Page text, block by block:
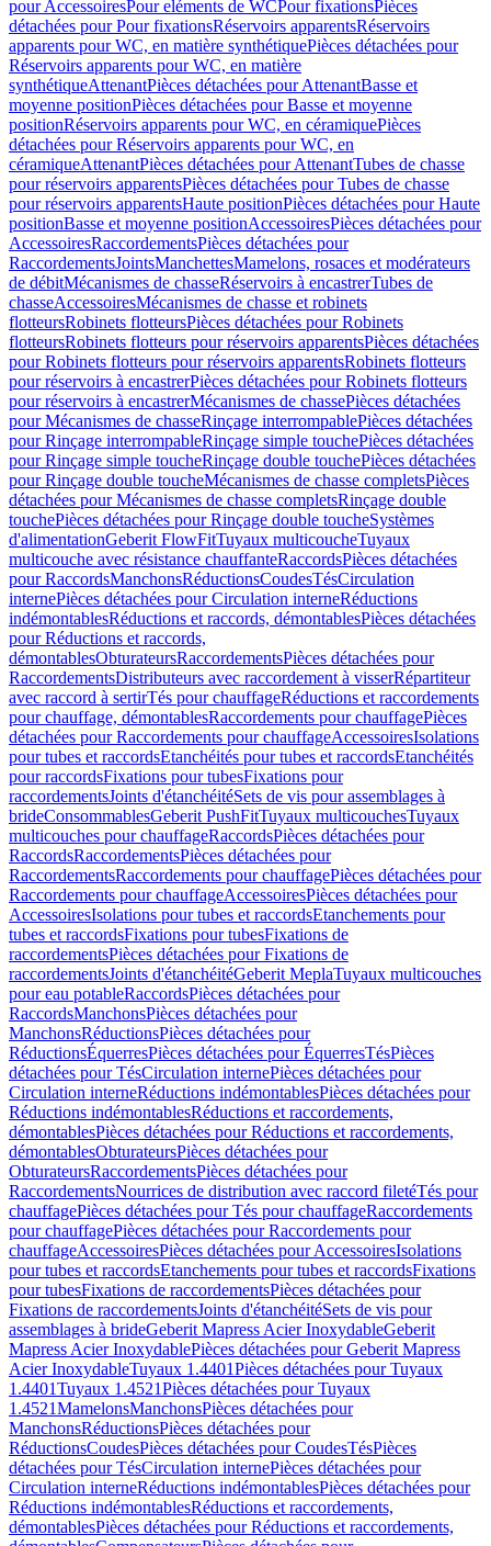
pour AccessoiresPour eléments de WCPour fixationsPièces
détachées pour Pour fixationsRéservoirs apparentsRéservoirs
apparents pour WC, en matière synthétiquePièces détachées pour
Réservoirs apparents pour WC, en matière
synthétiqueAttenantPièces détachées pour AttenantBasse et
moyenne positionPièces détachées pour Basse et moyenne
positionRéservoirs apparents pour WC, en céramiquePièces
détachées pour Réservoirs apparents pour WC, en
céramiqueAttenantPièces détachées pour AttenantTubes de chasse
pour réservoirs apparentsPièces détachées pour Tubes de chasse
pour réservoirs apparentsHaute positionPièces détachées pour Haute
positionBasse et moyenne positionAccessoiresPièces détachées pour
AccessoiresRaccordementsPièces détachées pour
RaccordementsJointsManchettesMamelons, rosaces et modérateurs
de débitMécanismes de chasseRéservoirs à encastrerTubes de
chasseAccessoiresMécanismes de chasse et robinets
flotteursRobinets flotteursPièces détachées pour Robinets
flotteursRobinets flotteurs pour réservoirs apparentsPièces détachées
pour Robinets flotteurs pour réservoirs apparentsRobinets flotteurs
pour réservoirs à encastrerPièces détachées pour Robinets flotteurs
pour réservoirs à encastrerMécanismes de chassePièces détachées
pour Mécanismes de chasseRinçage interrompablePièces détachées
pour Rinçage interrompableRinçage simple touchePièces détachées
pour Rinçage simple toucheRinçage double touchePièces détachées
pour Rinçage double toucheMécanismes de chasse completsPièces
détachées pour Mécanismes de chasse completsRinçage double
touchePièces détachées pour Rinçage double toucheSystèmes
d'alimentationGeberit FlowFitTuyaux multicoucheTuyaux
multicouche avec résistance chauffanteRaccordsPièces détachées
pour RaccordsManchonsRéductionsCoudesTésCirculation
internePièces détachées pour Circulation interneRéductions
indémontablesRéductions et raccords, démontablesPièces détachées
pour Réductions et raccords,
démontablesObturateursRaccordementsPièces détachées pour
RaccordementsDistributeurs avec raccordement à visserRépartiteur
avec raccord à sertirTés pour chauffageRéductions et raccordements
pour chauffage, démontablesRaccordements pour chauffagePièces
détachées pour Raccordements pour chauffageAccessoiresIsolations
pour tubes et raccordsEtanchéités pour tubes et raccordsEtanchéités
pour raccordsFixations pour tubesFixations pour
raccordementsJoints d'étanchéitéSets de vis pour assemblages à
brideConsommablesGeberit PushFitTuyaux multicouchesTuyaux
multicouches pour chauffageRaccordsPièces détachées pour
RaccordsRaccordementsPièces détachées pour
RaccordementsRaccordements pour chauffagePièces détachées pour
Raccordements pour chauffageAccessoiresPièces détachées pour
AccessoiresIsolations pour tubes et raccordsEtanchements pour
tubes et raccordsFixations pour tubesFixations de
raccordementsPièces détachées pour Fixations de
raccordementsJoints d'étanchéitéGeberit MeplaTuyaux multicouches
pour eau potableRaccordsPièces détachées pour
RaccordsManchonsPièces détachées pour
ManchonsRéductionsPièces détachées pour
RéductionsÉquerresPièces détachées pour ÉquerresTésPièces
détachées pour TésCirculation internePièces détachées pour
Circulation interneRéductions indémontablesPièces détachées pour
Réductions indémontablesRéductions et raccordements,
démontablesPièces détachées pour Réductions et raccordements,
démontablesObturateursPièces détachées pour
ObturateursRaccordementsPièces détachées pour
RaccordementsNourrices de distribution avec raccord filetéTés pour
chauffagePièces détachées pour Tés pour chauffageRaccordements
pour chauffagePièces détachées pour Raccordements pour
chauffageAccessoiresPièces détachées pour AccessoiresIsolations
pour tubes et raccordsEtanchements pour tubes et raccordsFixations
pour tubesFixations de raccordementsPièces détachées pour
Fixations de raccordementsJoints d'étanchéitéSets de vis pour
assemblages à brideGeberit Mapress Acier InoxydableGeberit
Mapress Acier InoxydablePièces détachées pour Geberit Mapress
Acier InoxydableTuyaux 1.4401Pièces détachées pour Tuyaux
1.4401Tuyaux 1.4521Pièces détachées pour Tuyaux
1.4521MamelonsManchonsPièces détachées pour
ManchonsRéductionsPièces détachées pour
RéductionsCoudesPièces détachées pour CoudesTésPièces
détachées pour TésCirculation internePièces détachées pour
Circulation interneRéductions indémontablesPièces détachées pour
Réductions indémontablesRéductions et raccordements,
démontablesPièces détachées pour Réductions et raccordements,